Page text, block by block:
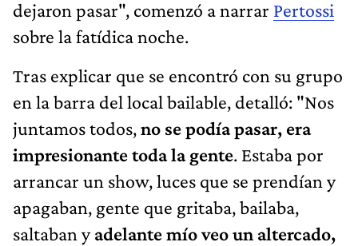
dejaron pasar", comenzó a narrar Pertossi
sobre la fatídica noche.
Tras explicar que se encontró con su grupo
en la barra del local bailable, detalló: "Nos
juntamos todos,no se podía pasar, era
impresionante toda la gente. Estaba por
arrancar un show, luces que se prendían y
apagaban, gente que gritaba, bailaba,
saltaban yadelante mío veo un altercado,